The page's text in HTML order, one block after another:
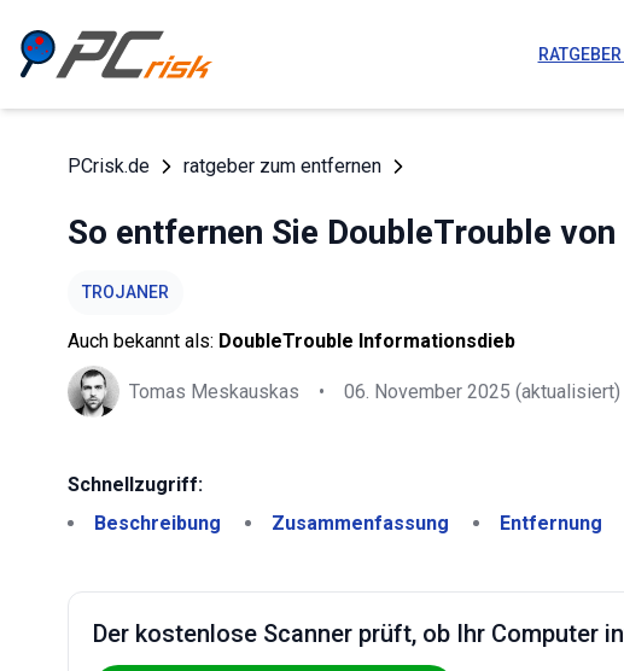
PCrisk.de ratgeber zum entfernen
So entfernen Sie DoubleTrouble
TROJANER
Auch bekannt als: DoubleTrouble Informationsdieb
Tomas Meskauskas • 06. November 2025 (aktualisiert)
Schnellzugriff:
Beschreibung
Zusammenfassung Entfernung
Der kostenlose Scanner prüft, ob Ihr Computer